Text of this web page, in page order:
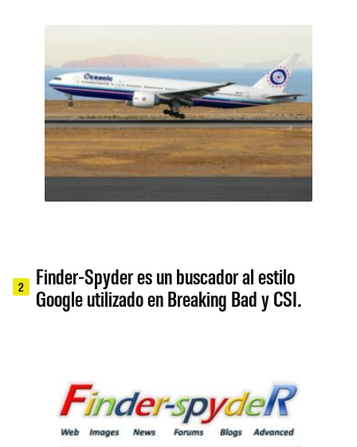
2
Finder-Spyder es un buscador al estilo
Google utilizado en Breaking Bad y CSI.